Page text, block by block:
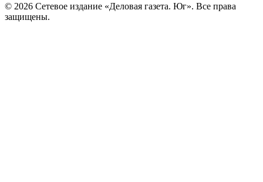
© 2026 Сетевое издание «Деловая газета. Юг». Все права
защищены.